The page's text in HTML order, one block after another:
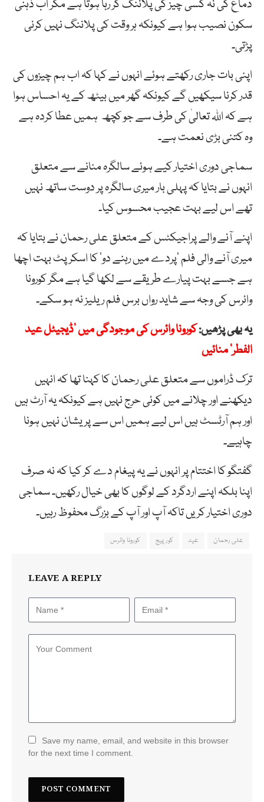
دماغ کی نہ کسی چیز کی پلاننگ کر رہا ہوتا ہے مگر اب ذہنی
سکون نصیب ہوا ہے کیونکہ ہر وقت کی پلاننگ نہیں کرنی
پڑتی۔
اپنی بات جاری رکھتے ہوئے انہوں نے کہا کہ اب ہم چیزوں کی
قدر کرنا سیکھیں گے کیونکہ گھر میں بیٹھ کے یہ احساس ہوا
ہے کہ اللہ تعالیٰ کی طرف سے جو کچھ ہمیں عطا کردہ ہے
وہ کتنی بڑی نعمت ہے۔
سماجی دوری اختیار کیے ہوئے سالگرہ منانے سے متعلق
انہوں نے بتایا کہ پہلی بار میری سالگرہ پر دوست ساتھ نہیں
تھے اس لیے بہت عجیب محسوس کیا۔
اپنے آنے والے پراجیکٹس کے متعلق علی رحمان نے بتایا کہ
میری آنے والی فلم ’پردے میں رہنے دو‘ کا اسکرپٹ بہت اچھا
ہے جسے بہت پیارے طریقے سے لکھا گیا ہے مگر کورونا
وائرس کی وجہ سے شاید رواں برس فلم ریلیز نہ ہو سکے۔
یہ بھی پڑھیں:کورونا وائرس کی موجودگی میں ’ڈیجیٹل عید
الفطر‘ منائیں
ترک ڈراموں سے متعلق علی رحمان کا کہنا تھا کہ انہیں
دیکھنے اور چلانے میں کوئی حرج نہیں ہے کیونکہ یہ آرٹ ہیں
اور ہم آرٹسٹ ہیں اس لیے ہمیں اس سے پریشان نہیں ہونا
چاہیے۔
گفتگو کا اختتام پر انہوں نے یہ پیغام دے کر کیا کہ نہ صرف
اپنا بلکہ اپنے اردگرد کے لوگوں کا بھی خیال رکھیں۔ سماجی
دوری اختیار کریں تاکہ آپ اور آپ کے بزرگ محفوظ رہیں۔
علی رحمان عید کور پیج کورونا وائرس
LEAVE A REPLY
Save my name, email, and website in this browser
for the next time I comment.